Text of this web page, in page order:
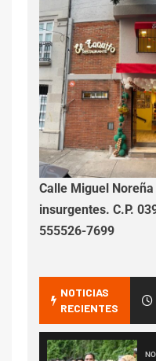
Calle Miguel
insurgentes. C.P.
555526-7699
NOTICIAS
RECIENTES